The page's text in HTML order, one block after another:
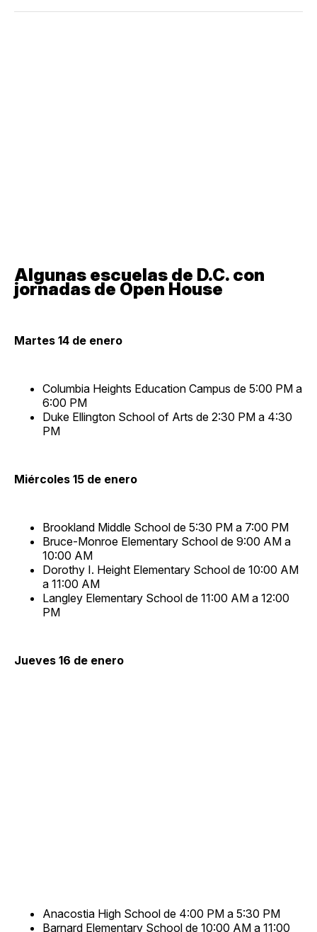
Algunas escuelas de D.C. con
jornadas de Open House
Martes 14 de enero
Columbia Heights Education Campus de 5:00 PM a
6:00 PM
Duke Ellington School of Arts de 2:30 PM a 4:30
PM
Miércoles 15 de enero
Brookland Middle School de 5:30 PM a 7:00 PM
Bruce-Monroe Elementary School de 9:00 AM a
10:00 AM
Dorothy I. Height Elementary School de 10:00 AM
a 11:00 AM
Langley Elementary School de 11:00 AM a 12:00
PM
Jueves 16 de enero
Anacostia High School de 4:00 PM a 5:30 PM
Barnard Elementary School de 10:00 AM a 11:00